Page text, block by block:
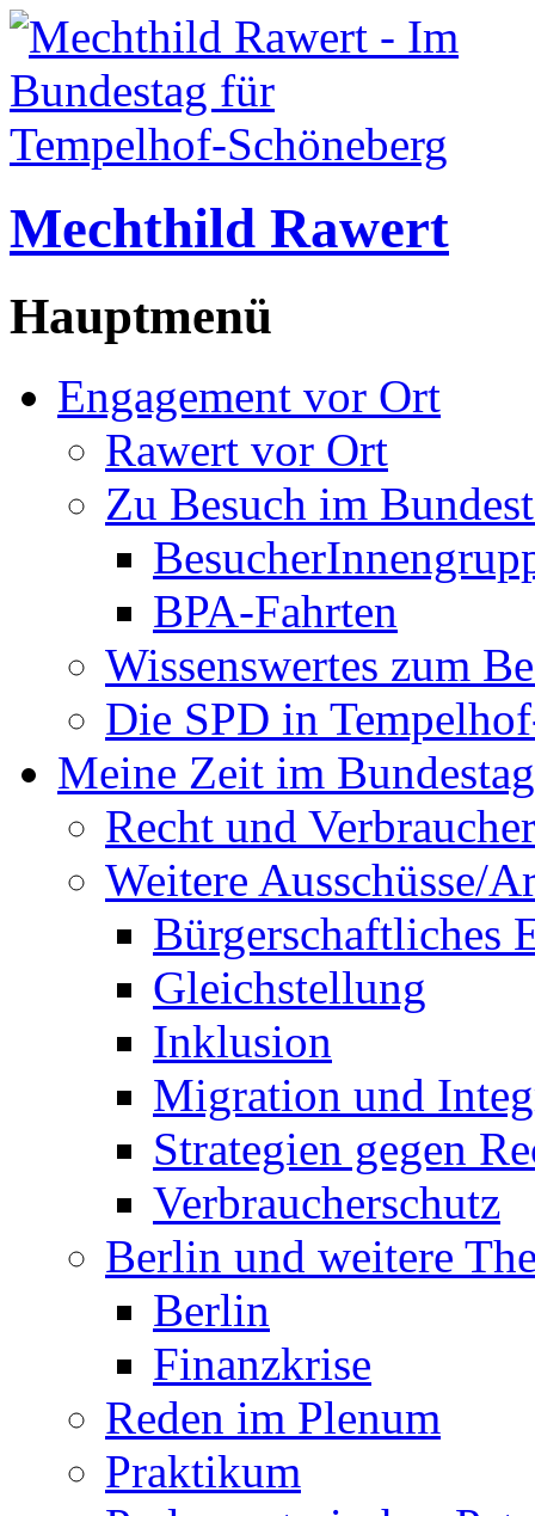
Mechthild Rawert
Hauptmenü
Engagement vor Ort
Rawert vor Ort
Zu Besuch im
BPA-Fahrten
Wissenswertes zum
Die SPD in
Meine Zeit im Bundestag
Recht und
Weitere Ausschüsse/
Bürgerschaftliches
Gleichstellung
Inklusion
Migration und
Strategien gegen
Verbraucherschutz
Berlin und weitere
Berlin
Finanzkrise
Reden im Plenum
Praktikum